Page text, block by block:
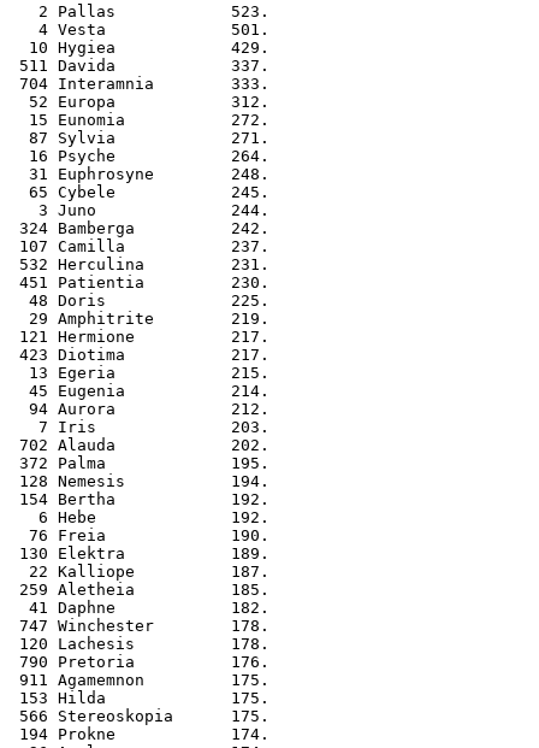
   2 Pallas            523.
   4 Vesta             501.
  10 Hygiea            429.
511 Davida            337.
704 Interamnia        333.
  52 Europa            312.
  15 Eunomia           272.
  87 Sylvia            271.
  16 Psyche            264.
  31 Euphrosyne        248.
  65 Cybele            245.
   3 Juno              244.
324 Bamberga          242.
107 Camilla           237.
532 Herculina         231.
451 Patientia         230.
  48 Doris             225.
  29 Amphitrite        219.
121 Hermione          217.
423 Diotima           217.
  13 Egeria            215.
  45 Eugenia           214.
  94 Aurora            212.
   7 Iris              203.
702 Alauda            202.
372 Palma             195.
128 Nemesis           194.
154 Bertha            192.
   6 Hebe              192.
  76 Freia             190.
130 Elektra           189.
  22 Kalliope          187.
259 Aletheia          185.
  41 Daphne            182.
747 Winchester        178.
120 Lachesis          178.
790 Pretoria          176.
911 Agamemnon         175.
153 Hilda             175.
566 Stereoskopia      175.
194 Prokne            174.